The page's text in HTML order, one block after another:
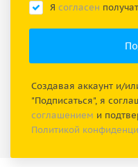
Я согласен
Создавая аккаунт и/
"Подписаться", я
соглашением и
Политикой